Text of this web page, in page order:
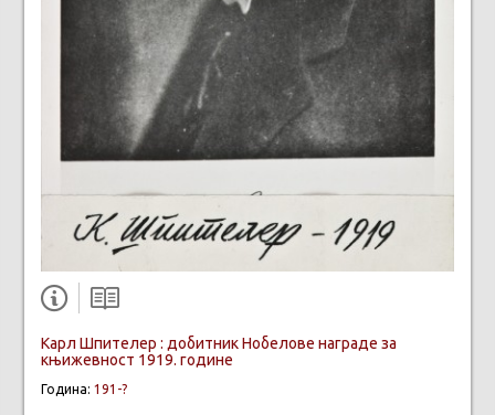
Карл Шпителер : добитник Нобелове награде за
књижевност 1919. године
Година: 191-?